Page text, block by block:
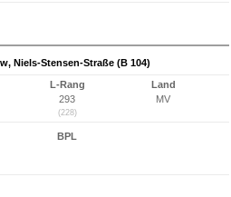
Niels-Stensen-Straße (B 104)
L-Rang
293
(228)
Land
MV
BPL